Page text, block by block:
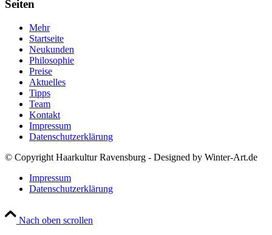
Seiten
Mehr
Startseite
Neukunden
Philosophie
Preise
Aktuelles
Tipps
Team
Kontakt
Impressum
Datenschutzerklärung
© Copyright Haarkultur Ravensburg - Designed by Winter-Art.de
Impressum
Datenschutzerklärung
Nach oben scrollen